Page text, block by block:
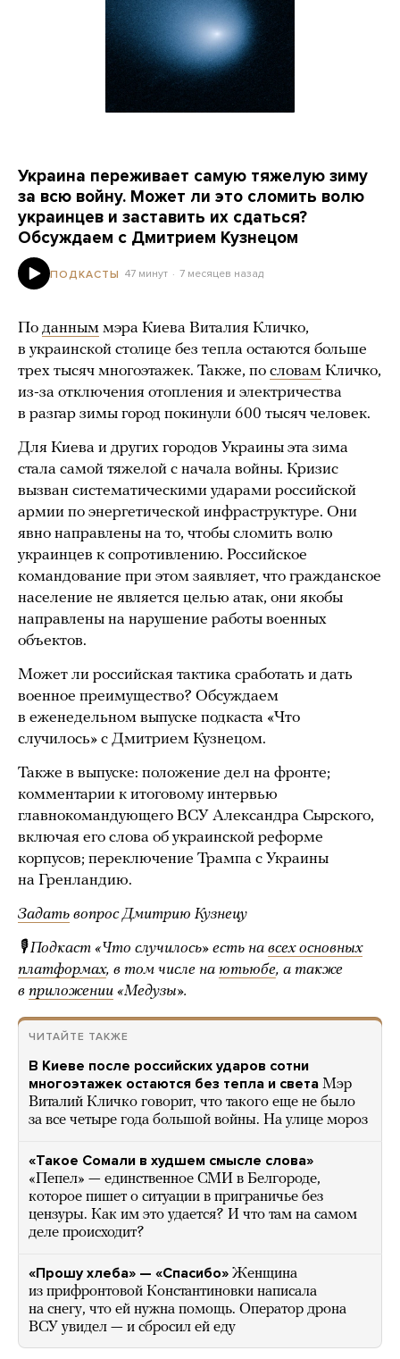
Украина переживает самую тяжелую зиму
за всю войну. Может ли это сломить волю
украинцев и заставить их сдаться?
Обсуждаем с Дмитрием Кузнецом
ПОДКАСТЫ 47 минут 7 месяцев назад
По данным мэра Киева Виталия Кличко,
в украинской столице без тепла остаются больше
трех тысяч многоэтажек. Также, по словам Кличко,
из-за отключения отопления и электричества
в разгар зимы город покинули 600 тысяч человек.
Для Киева и других городов Украины эта зима
стала самой тяжелой с начала войны. Кризис
вызван систематическими ударами российской
армии по энергетической инфраструктуре. Они
явно направлены на то, чтобы сломить волю
украинцев к сопротивлению. Российское
командование при этом заявляет, что гражданское
население не является целью атак, они якобы
направлены на нарушение работы военных
объектов.
Может ли российская тактика сработать и дать
военное преимущество? Обсуждаем
в еженедельном выпуске подкаста «Что
случилось» с Дмитрием Кузнецом.
Также в выпуске: положение дел на фронте;
комментарии к итоговому интервью
главнокомандующего ВСУ Александра Сырского,
включая его слова об украинской реформе
корпусов; переключение Трампа с Украины
на Гренландию.
Задать вопрос Дмитрию Кузнецу
🎙 Подкаст «Что случилось» есть на всех основных
платформах, в том числе на ютьюбе, а также
в приложении «Медузы».
ЧИТАЙТЕ ТАКЖЕ
В Киеве после российских ударов сотни
многоэтажек остаются без тепла и света Мэр
Виталий Кличко говорит, что такого еще не было
за все четыре года большой войны. На улице мороз
«Такое Сомали в худшем смысле слова»
«Пепел» — единственное СМИ в Белгороде,
которое пишет о ситуации в приграничье без
цензуры. Как им это удается? И что там на самом
деле происходит?
«Прошу хлеба» — «Спасибо» Женщина
из прифронтовой Константиновки написала
на снегу, что ей нужна помощь. Оператор дрона
ВСУ увидел — и сбросил ей еду